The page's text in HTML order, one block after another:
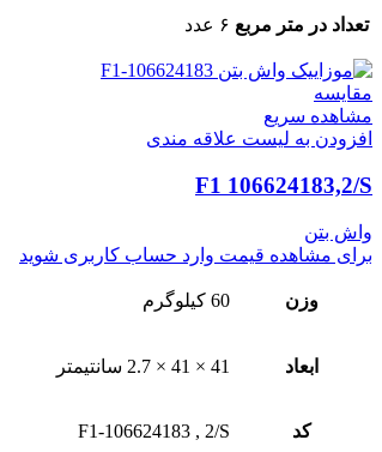
تعداد در متر مربع ۶ عدد
مقایسه
مشاهده سریع
افزودن به لیست علاقه مندی
F1 106624183,2/S
واش بتن
برای مشاهده قیمت وارد حساب کاربری شوید
وزن 60 کیلوگرم
ابعاد 41 × 41 × 2.7 سانتیمتر
کد F1-106624183 , 2/S